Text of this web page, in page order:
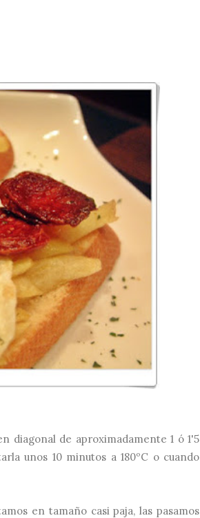
diagonal de aproximadamente 1 ó 1'5
unos 10 minutos a 180ºC o cuando
en tamaño casi paja, las pasamos